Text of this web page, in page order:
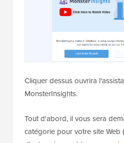
Cliquer dessus ouvrira
MonsterInsights.
Tout d'abord, il vous sera
catégorie pour votre site Web